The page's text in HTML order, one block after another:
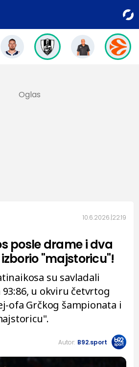
10.6.2026. 22:19
posle drame i dva
"majstoricu"!
su savladali
u okviru četvrtog
ofa Grčkog šampionata i
Autor: B92.sport